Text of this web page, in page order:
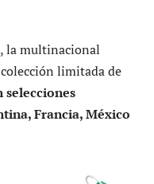
, la multinacional
limitada de
selecciones
Francia, México